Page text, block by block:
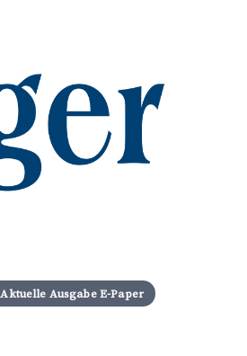
Aktuelle Ausgabe E-Paper